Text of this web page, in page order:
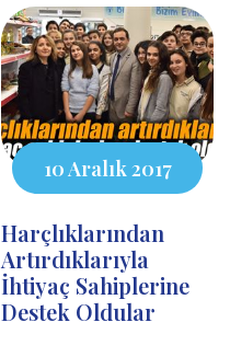
10 Aralık 2017
Harçlıklarından
Artırdıklarıyla
İhtiyaç Sahiplerine
Destek Oldular